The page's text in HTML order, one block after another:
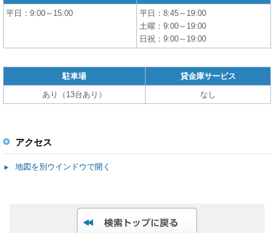
平日：9:00～15:00
平日：8:45～19:00
土曜：9:00～19:00
日祝：9:00～19:00
駐車場
貸金庫サービス
あり（13台あり）
なし
アクセス
地図を別ウインドウで開く